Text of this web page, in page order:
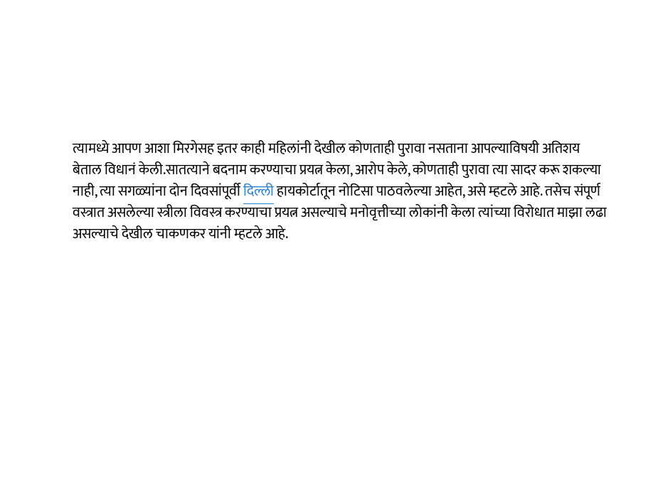
त्यामध्ये आपण आशा मिरगेसह इतर काही महिलांनी देखील कोणताही पुरावा नसताना आपल्याविषयी अतिशय
बेताल विधानं केली.सातत्याने बदनाम करण्याचा प्रयत्न केला, आरोप केले, कोणताही पुरावा त्या सादर करू शकल्या
नाही, त्या सगळ्यांना दोन दिवसांपूर्वीदिल्लीहायकोर्टातून नोटिसा पाठवलेल्या आहेत, असे म्हटले आहे. तसेच संपूर्ण
वस्त्रात असलेल्या स्त्रीला विवस्त्र करण्याचा प्रयत्न असल्याचे मनोवृत्तीच्या लोकांनी केला त्यांच्या विरोधात माझा लढा
असल्याचे देखील चाकणकर यांनी म्हटले आहे.